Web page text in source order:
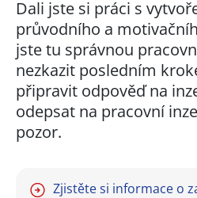
Dali jste si práci s
průvodního a
jste tu správnou
nezkazit posledním
připravit odpověď na
odepsat na pracovní
pozor.
Zjistěte si informace o